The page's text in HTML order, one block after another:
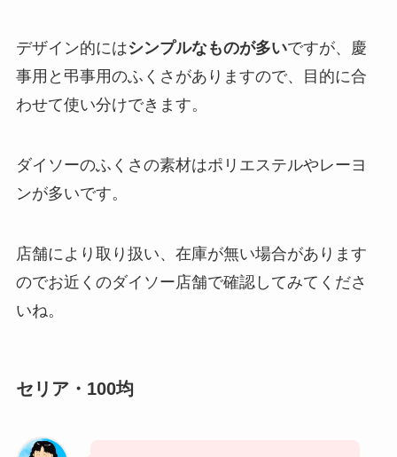
デザイン的にはシンプルなものが多いですが、慶
事用と弔事用のふくさがありますので、目的に合
わせて使い分けできます。
ダイソーのふくさの素材はポリエステルやレーヨ
ンが多いです。
店舗により取り扱い、在庫が無い場合があります
のでお近くのダイソー店舗で確認してみてくださ
いね。
セリア・100均